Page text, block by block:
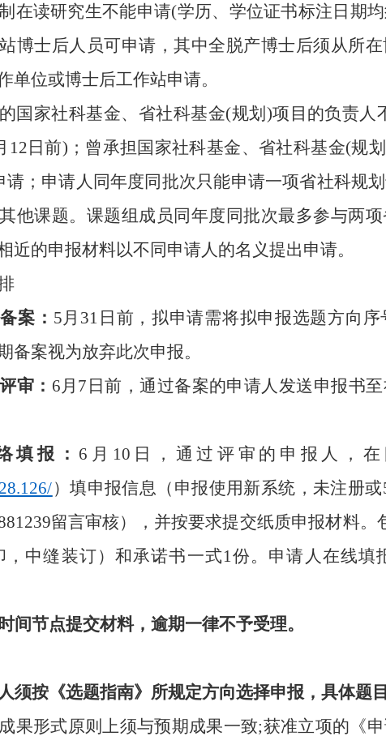
在读研究生不能申请(学历、学位证书标注日期
博士后人员可申请，其中全脱产博士后须从所
单位或博士后工作站申请。
国家社科基金、省社科基金(规划)项目的负责人
12日前) ； 曾承担国家社科基金、省社科基金(规
请； 申请人同年度同批次只能申请一项省社科规
他课题。课题组成员同年度同批次最多参与两
近的申报材料以不同申请人的名义提出申请。
案： 5月31日前，拟申请需将拟申报选题方向序
备案视为放弃此次申报。
审： 6月7日前，通过备案的申请人发送申报书
填报： 6月10日，通过评审的申报人，在
）填申报信息（申报使用新系统，未注册或
留言审核），并按要求提交纸质申报材料。
，中缝装订）和承诺书一式1份。 申请人在线填
间节点提交材料，逾期一律不予受理。
须按《选题指南》所规定方向选择申报， 具体题
成果形式原则上须与预期成果一致;获准立项的《